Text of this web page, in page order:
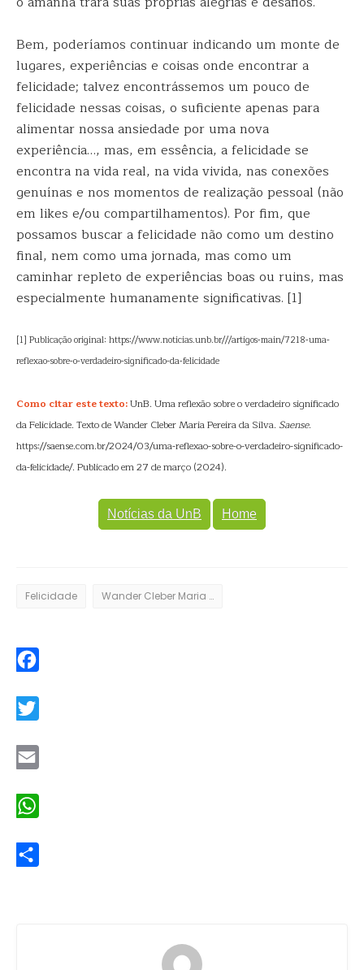
Bem, poderíamos continuar indicando um monte de
lugares, experiências e coisas onde encontrar a
felicidade; talvez encontrássemos um pouco de
felicidade nessas coisas, o suficiente apenas para
alimentar nossa ansiedade por uma nova
experiência…, mas, em essência, a felicidade se
encontra na vida real, na vida vivida, nas conexões
genuínas e nos momentos de realização pessoal (não
em likes e/ou compartilhamentos). Por fim, que
possamos buscar a felicidade não como um destino
final, nem como uma jornada, mas como um
caminhar repleto de experiências boas ou ruins, mas
especialmente humanamente significativas. [1]
[1] Publicação original: https://www.noticias.unb.br///artigos-main/7218-uma-
reflexao-sobre-o-verdadeiro-significado-da-felicidade
Como citar este texto:UnB. Uma reflexão sobre o verdadeiro significado
da Felicidade. Texto de Wander Cleber Maria Pereira da Silva. Saense.
https://saense.com.br/2024/03/uma-reflexao-sobre-o-verdadeiro-significado-
da-felicidade/. Publicado em 27 de março (2024).
Notícias da UnB Home
Felicidade Wander Cleber Maria Pereira da Silva